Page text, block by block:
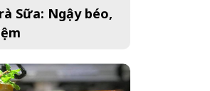
Sữa: Ngậy béo,